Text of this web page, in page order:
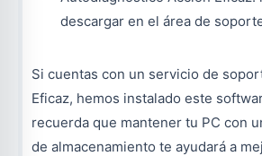
descargar en el área de
Si cuentas con un servicio de
Eficaz, hemos instalado este
recuerda que mantener tu PC con
de almacenamiento te ayudará a